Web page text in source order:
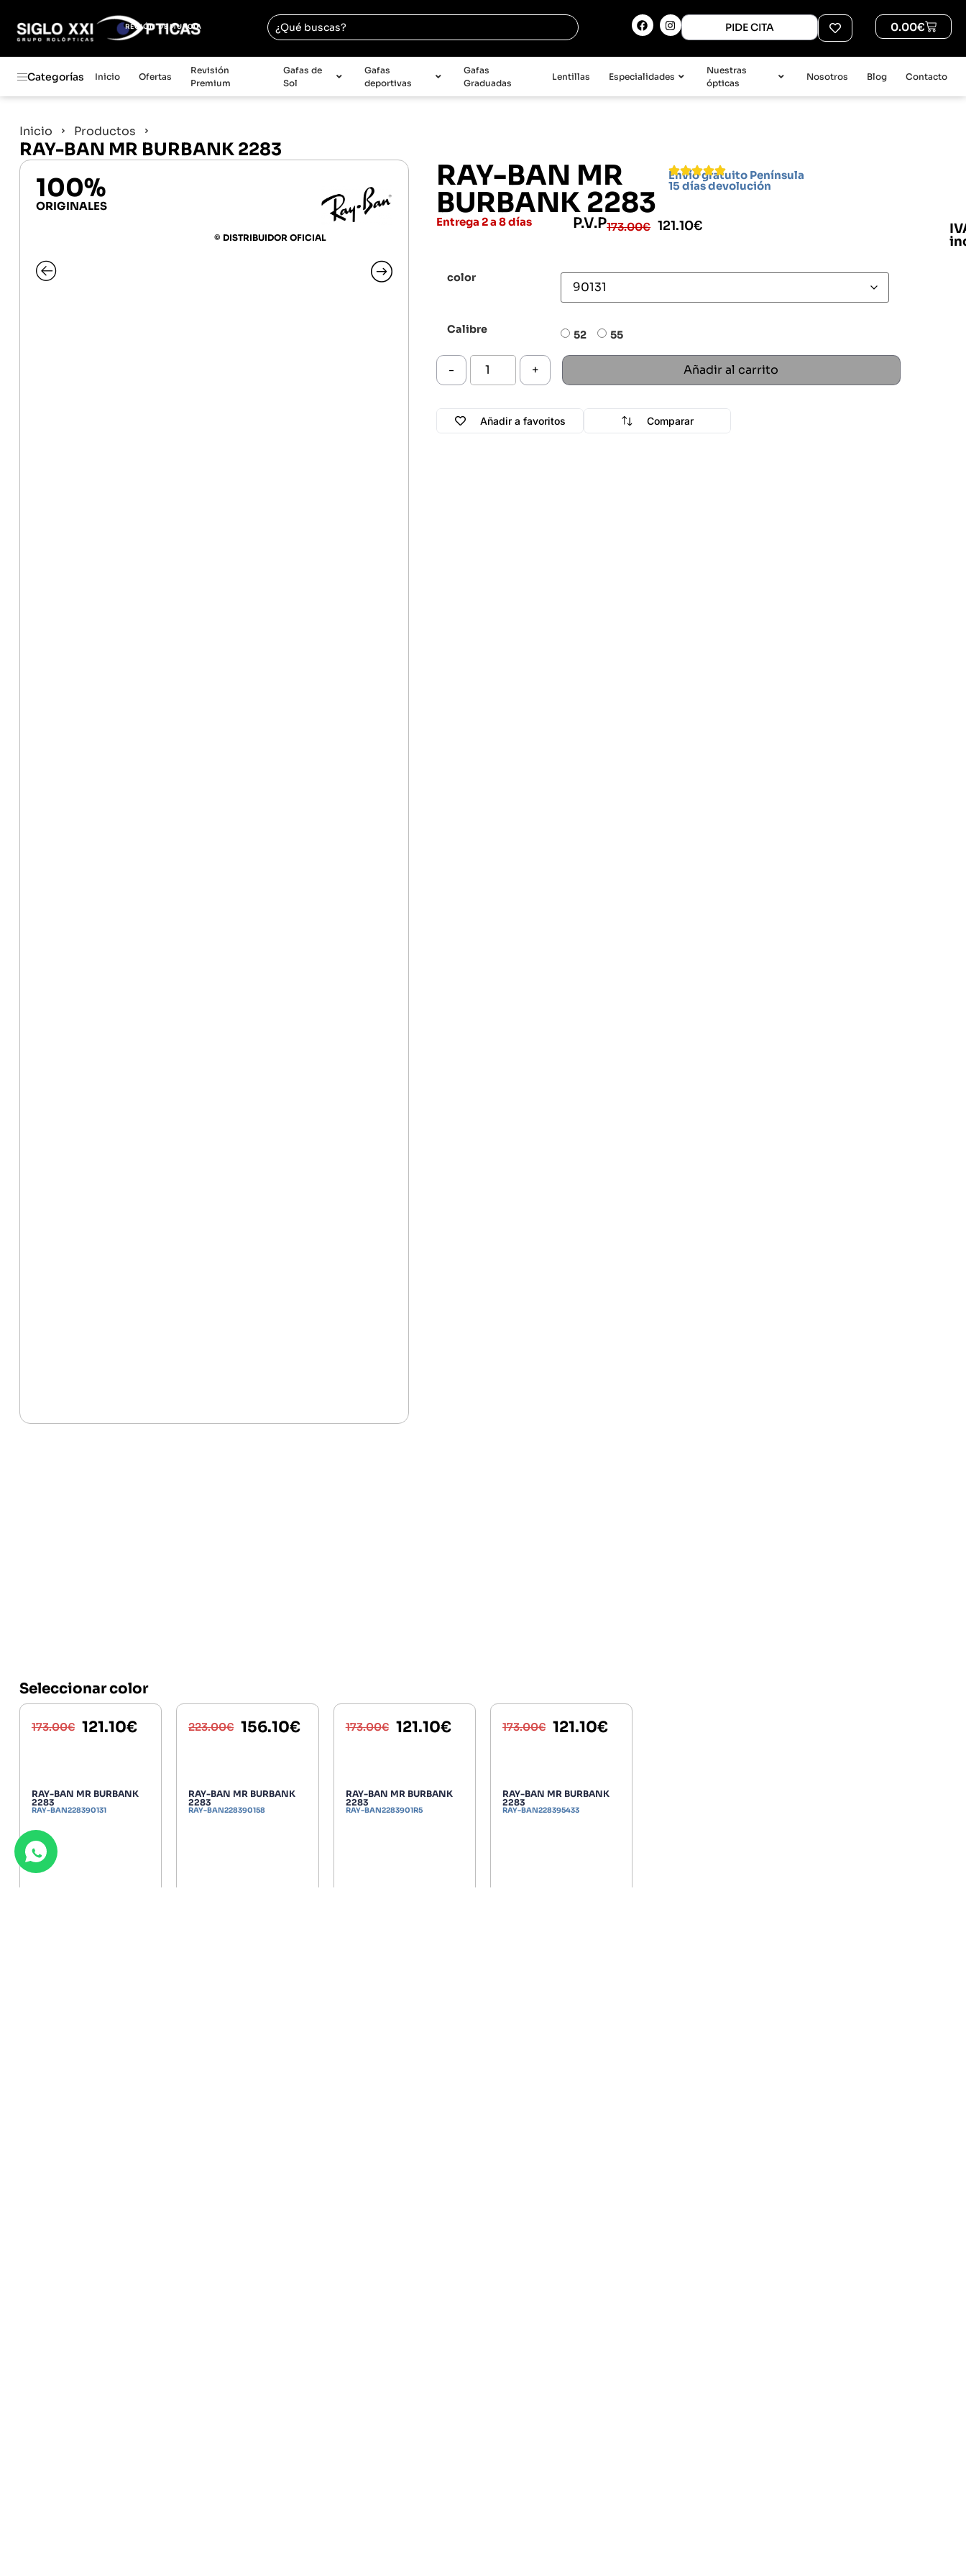
REGIÓN DE MURCIA PIDE CITA 0.00€
Categorías Inicio Ofertas
Revisión
Premium
Gafas de
Sol
Gafas
deportivas
Gafas
Graduadas
Lentillas Especialidades
Nuestras
ópticas
Nosotros Blog Contacto
Inicio Productos
RAY-BAN MR BURBANK 2283
100%
ORIGINALES
© DISTRIBUIDOR OFICIAL
RAY-BAN MR
BURBANK 2283
Envío gratuito Península
15 días devolución
Entrega 2 a 8 días P.V.P173.00€ 121.10€
color
Calibre 52 55
- + Añadir al carrito
Añadir a favoritos Comparar
Seleccionar color
173.00€ 121.10€
RAY-BAN MR BURBANK
2283
RAY-BAN228390131
223.00€ 156.10€
RAY-BAN MR BURBANK
2283
RAY-BAN228390158
173.00€ 121.10€
RAY-BAN MR BURBANK
2283
RAY-BAN2283901R5
173.00€ 121.10€
RAY-BAN MR BURBANK
2283
RAY-BAN228395433